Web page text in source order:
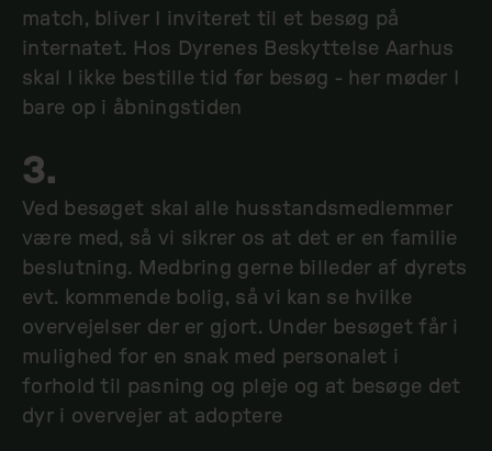
match, bliver I inviteret til et besøg på
internatet. Hos Dyrenes Beskyttelse Aarhus
skal I ikke bestille tid før besøg - her møder I
bare op i åbningstiden
3.
Ved besøget skal alle husstandsmedlemmer
være med, så vi sikrer os at det er en familie
beslutning. Medbring gerne billeder af dyrets
evt. kommende bolig, så vi kan se hvilke
overvejelser der er gjort. Under besøget får i
mulighed for en snak med personalet i
forhold til pasning og pleje og at besøge det
dyr i overvejer at adoptere